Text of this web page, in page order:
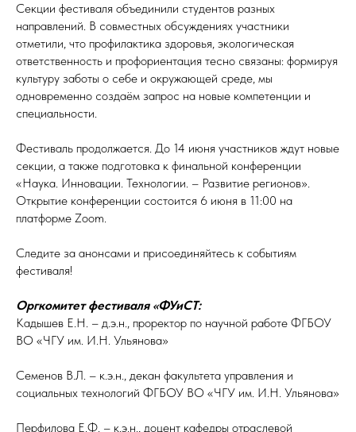
Секции фестиваля объединили студентов разных
направлений. В совместных обсуждениях участники
отметили, что профилактика здоровья, экологическая
ответственность и профориентация тесно связаны: формируя
культуру заботы о себе и окружающей среде, мы
одновременно создаём запрос на новые компетенции и
специальности.
Фестиваль продолжается. До 14 июня участников ждут новые
секции, а также подготовка к финальной конференции
«Наука. Инновации. Технологии. – Развитие регионов».
Открытие конференции состоится 6 июня в 11:00 на
платформе Zoom.
Следите за анонсами и присоединяйтесь к событиям
фестиваля!
Оргкомитет фестиваля «ФУиСТ:
Кадышев Е.Н. – д.э.н., проректор по научной работе ФГБОУ
ВО «ЧГУ им. И.Н. Ульянова»
Семенов В.Л. – к.э.н., декан факультета управления и
социальных технологий ФГБОУ ВО «ЧГУ им. И.Н. Ульянова»
Перфилова Е.Ф. – к.э.н., доцент кафедры отраслевой